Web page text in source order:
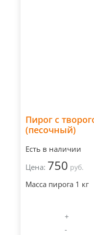
Пирог с
(песочный)
Есть в наличии
Цена: 750 руб.
Масса пирога 1 кг
+
-